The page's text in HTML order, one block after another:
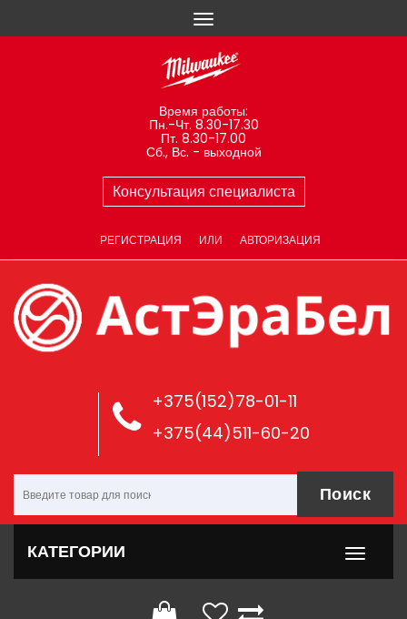
Время работы:
Пн.-Чт. 8.30-17.30
Пт. 8.30-17.00
Сб., Вс. - выходной
Консультация специалиста
РЕГИСТРАЦИЯ ИЛИ АВТОРИЗАЦИЯ
+375(152)78-01-11
+375(44)511-60-20
Поиск
КАТЕГОРИИ